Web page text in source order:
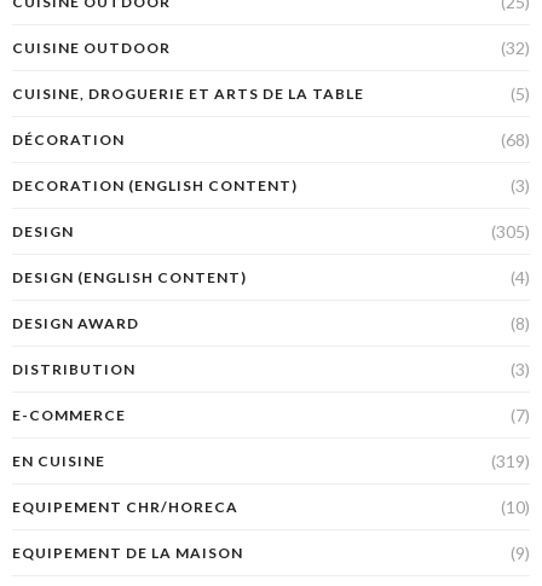
CUISINE OUTDOOR (32)
CUISINE, DROGUERIE ET ARTS DE LA TABLE (5)
DÉCORATION (68)
DECORATION (ENGLISH CONTENT) (3)
DESIGN (305)
DESIGN (ENGLISH CONTENT) (4)
DESIGN AWARD (8)
DISTRIBUTION (3)
E-COMMERCE (7)
EN CUISINE (319)
EQUIPEMENT CHR/HORECA (10)
EQUIPEMENT DE LA MAISON (9)